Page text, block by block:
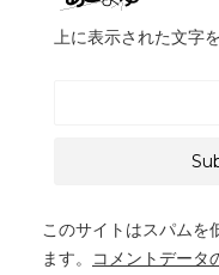
上に表示された文字
このサイトはスパムを
ます。
コメントデータ